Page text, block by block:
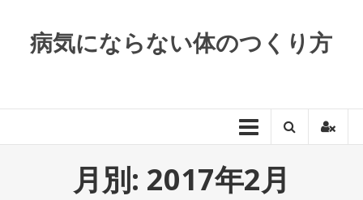
病気にならない体のつくり方
月別: 2017年2月